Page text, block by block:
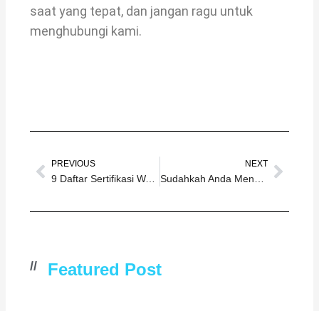
saat yang tepat, dan jangan ragu untuk
menghubungi kami.
Prev
PREVIOUS
9 Daftar Sertifikasi Wajib yang Harus Dimiliki Perusahaan Tambang
NEXTNext
// Featured Post